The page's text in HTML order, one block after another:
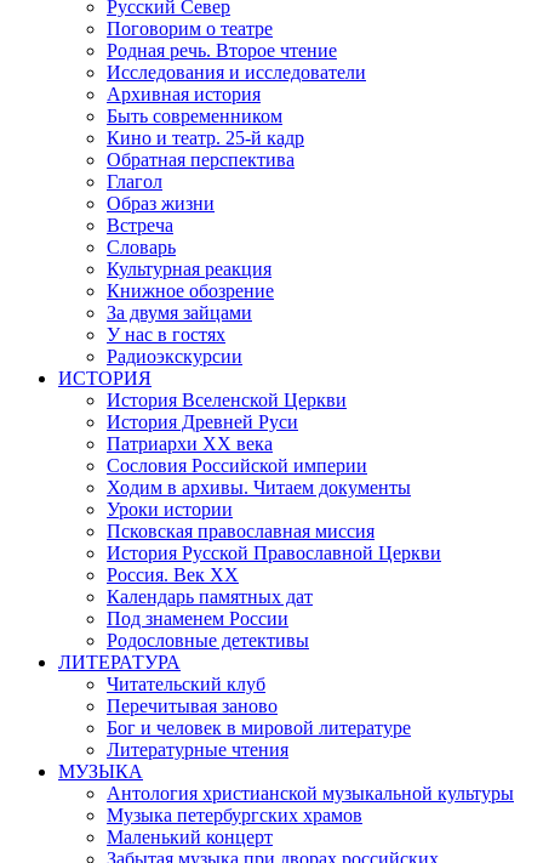
Русский Север
Поговорим о театре
Родная речь. Второе чтение
Исследования и исследователи
Архивная история
Быть современником
Кино и театр. 25-й кадр
Обратная перспектива
Глагол
Образ жизни
Встреча
Словарь
Культурная реакция
Книжное обозрение
За двумя зайцами
У нас в гостях
Радиоэкскурсии
ИСТОРИЯ
История Вселенской Церкви
История Древней Руси
Патриархи XX века
Сословия Российской империи
Ходим в архивы. Читаем документы
Уроки истории
Псковская православная миссия
История Русской Православной Церкви
Россия. Век ХХ
Календарь памятных дат
Под знаменем России
Родословные детективы
ЛИТЕРАТУРА
Читательский клуб
Перечитывая заново
Бог и человек в мировой литературе
Литературные чтения
МУЗЫКА
Антология христианской музыкальной культуры
Музыка петербургских храмов
Маленький концерт
Забытая музыка при дворах российских